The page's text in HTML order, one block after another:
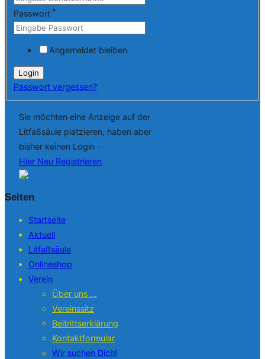
Passwort*
Angemeldet bleiben
Passwort vergessen?
Sie möchten eine Anzeige auf der
Litfaßsäule platzieren, haben aber
bisher keinen Login -
Hier Neu Registrieren
Seiten
Startseite
Aktuell
Litfaßsäule
Onlineshop
Verein
Über uns …
Vereinssitz
Beitrittserklärung
Kontaktformular
Wir suchen Dich!